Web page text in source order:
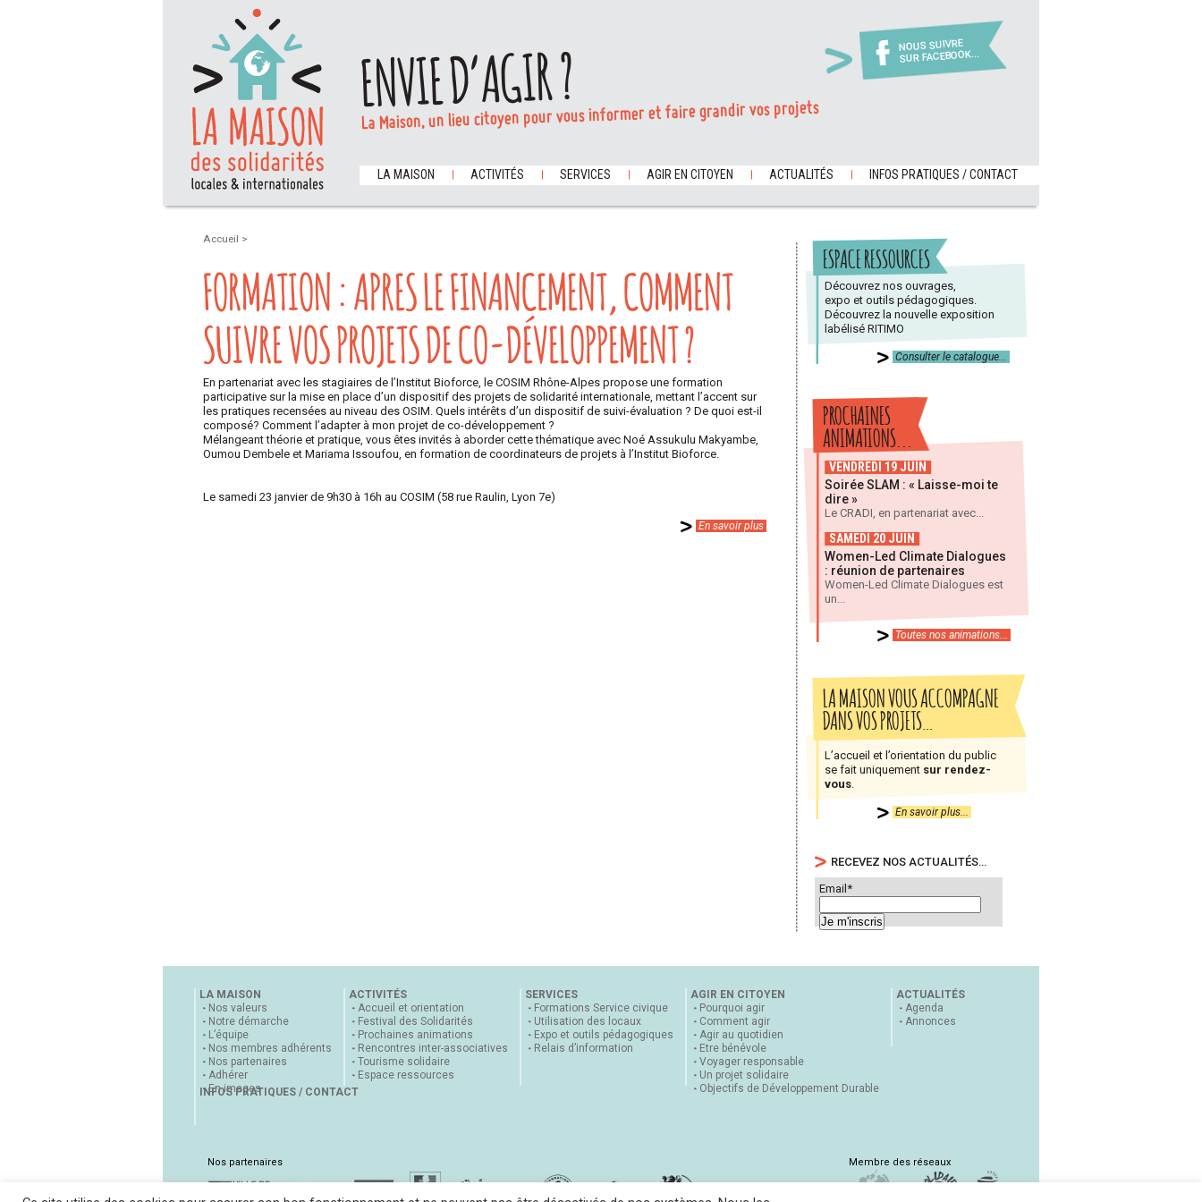
NOUS SUIVRE
SUR FACEBOOK...
ENVIE D’AGIR ?
La Maison, un lieu citoyen pour vous informer et faire grandir vos projets
LA MAISON ACTIVITÉS SERVICES AGIR EN CITOYEN ACTUALITÉS INFOS PRATIQUES / CONTACT
Accueil >
FORMATION : APRES LE FINANCEMENT, COMMENT
SUIVRE VOS PROJETS DE CO-DÉVELOPPEMENT ?
En partenariat avec les stagiaires de l’Institut Bioforce, le COSIM Rhône-Alpes propose une formation
participative sur la mise en place d’un dispositif des projets de solidarité internationale, mettant l’accent sur
les pratiques recensées au niveau des OSIM. Quels intérêts d’un dispositif de suivi-évaluation ? De quoi est-il
composé? Comment l’adapter à mon projet de co-développement ?
Mélangeant théorie et pratique, vous êtes invités à aborder cette thématique avec Noé Assukulu Makyambe,
Oumou Dembele et Mariama Issoufou, en formation de coordinateurs de projets à l’Institut Bioforce.
Le samedi 23 janvier de 9h30 à 16h au COSIM (58 rue Raulin, Lyon 7e)
En savoir plus
ESPACE RESSOURCES
Découvrez nos ouvrages,
expo et outils pédagogiques.
Découvrez la nouvelle exposition
labélisé RITIMO
Consulter le catalogue...
PROCHAINES
ANIMATIONS...
VENDREDI 19 JUIN
Soirée SLAM : « Laisse-moi te
dire »
Le CRADI, en partenariat avec...
SAMEDI 20 JUIN
Women-Led Climate Dialogues
: réunion de partenaires
Women-Led Climate Dialogues est
un...
Toutes nos animations...
LA MAISON VOUS ACCOMPAGNE
DANS VOS PROJETS…
L’accueil et l’orientation du public
se fait uniquement sur rendez-
vous
En savoir plus...
RECEVEZ NOS ACTUALITÉS…
Email*
LA MAISON
Nos valeurs
Notre démarche
L’équipe
Nos membres adhérents
Nos partenaires
Adhérer
En images
ACTIVITÉS
Accueil et orientation
Festival des Solidarités
Prochaines animations
Rencontres inter-associatives
Tourisme solidaire
Espace ressources
SERVICES
Formations Service civique
Utilisation des locaux
Expo et outils pédagogiques
Relais d’information
AGIR EN CITOYEN
Pourquoi agir
Comment agir
Agir au quotidien
Etre bénévole
Voyager responsable
Un projet solidaire
Objectifs de Développement Durable
ACTUALITÉS
Agenda
Annonces
INFOS PRATIQUES / CONTACT
Nos partenaires Membre des réseaux